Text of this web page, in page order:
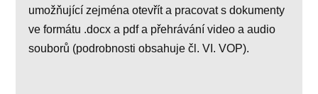
umožňující zejména otevřít a pracovat s dokumenty
ve formátu .docx a pdf a přehrávání video a audio
souborů (podrobnosti obsahuje čl. VI. VOP).